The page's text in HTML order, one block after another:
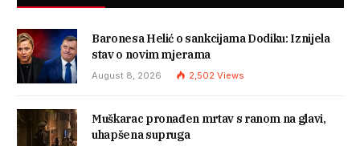
Baronesa Helić o sankcijama Dodiku: Iznijela
stav o novim mjerama
August 8, 2026 2,502 Views
Muškarac pronađen mrtav s ranom na glavi,
uhapšena supruga